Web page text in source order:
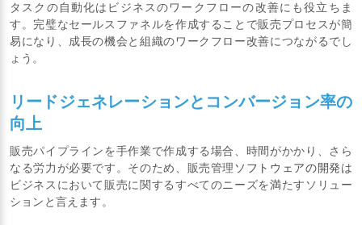
タスクの自動化はビジネスのワークフローの改善にも役立ちま
す。完璧なセールスファネルを作成することで販売プロセスが簡
易になり、成長の機会と組織のワークフロー改善につながるでし
ょう。
リードジェネレーションとコンバージョン率の
向上
販売パイプラインを手作業で作成する場合、時間がかかり、さら
なる労力が必要です。そのため、販売管理 ソフトウェアの開発は
ビジネスにおいて販売に関するすべてのニーズを満たすソリュー
ションと言えます。